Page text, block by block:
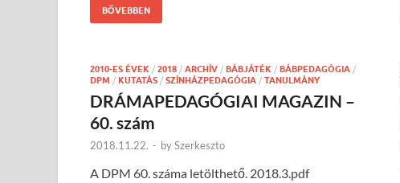
BŐVEBBEN
2010-ES ÉVEK / 2018 / ARCHÍV / BÁBJÁTÉK / BÁBPEDAGÓGIA /
DPM / KUTATÁS / SZÍNHÁZPEDAGÓGIA / TANULMÁNY
DRÁMAPEDAGÓGIAI MAGAZIN –
60. szám
2018.11.22. - bySzerkeszto
A DPM 60. száma letölthető. 2018.3.pdf